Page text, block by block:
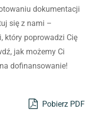
dokumentacji
się z nami –
który poprowadzi Cię
jak możemy Ci
dofinansowanie!
Pobierz PDF